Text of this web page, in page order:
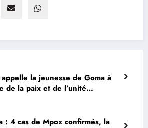
appelle la jeunesse de Goma à
de la paix et de l’unité
: 4 cas de Mpox confirmés, la